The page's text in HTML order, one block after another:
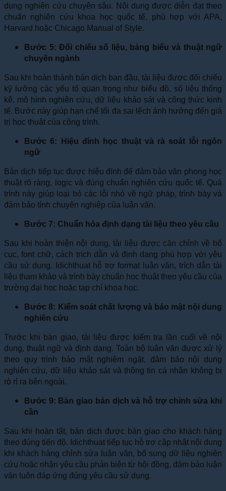
dung nghiên cứu chuyên sâu. Nội dung được diễn đạt theo
chuẩn nghiên cứu khoa học quốc tế, phù hợp với APA,
Harvard hoặc Chicago Manual of Style.
Bước 5: Đối chiếu số liệu, bảng biểu và thuật ngữ
chuyên ngành
Sau khi hoàn thành bản dịch ban đầu, tài liệu được đối chiếu
kỹ lưỡng các yếu tố quan trọng như biểu đồ, số liệu thống
kê, mô hình nghiên cứu, dữ liệu khảo sát và công thức kinh
tế. Bước này giúp hạn chế tối đa sai lệch ảnh hưởng đến giá
trị học thuật của công trình.
Bước 6: Hiệu đính học thuật và rà soát lỗi ngôn
ngữ
Bản dịch tiếp tục được hiệu đính để đảm bảo văn phong học
thuật rõ ràng, logic và đúng chuẩn nghiên cứu quốc tế. Quá
trình này giúp loại bỏ các lỗi nhỏ về ngữ pháp, trình bày và
đảm bảo tính chuyên nghiệp của luận văn.
Bước 7: Chuẩn hóa định dạng tài liệu theo yêu cầu
Sau khi hoàn thiện nội dung, tài liệu được căn chỉnh về bố
cục, font chữ, cách trích dẫn và định dạng phù hợp với yêu
cầu sử dụng. Idichthuat hỗ trợ format luận văn, trích dẫn tài
liệu tham khảo và trình bày chuẩn học thuật theo yêu cầu của
trường đại học hoặc tạp chí khoa học.
Bước 8: Kiểm soát chất lượng và bảo mật nội dung
nghiên cứu
Trước khi bàn giao, tài liệu được kiểm tra lần cuối về nội
dung, thuật ngữ và định dạng. Toàn bộ luận văn được xử lý
theo quy trình bảo mật nghiêm ngặt, đảm bảo nội dung
nghiên cứu, dữ liệu khảo sát và thông tin cá nhân không bị
rò rỉ ra bên ngoài.
Bước 9: Bàn giao bản dịch và hỗ trợ chỉnh sửa khi
cần
Sau khi hoàn tất, bản dịch được bàn giao cho khách hàng
theo đúng tiến độ. Idichthuat tiếp tục hỗ trợ cập nhật nội dung
khi khách hàng chỉnh sửa luận văn, bổ sung dữ liệu nghiên
cứu hoặc nhận yêu cầu phản biện từ hội đồng, đảm bảo luận
văn luôn đáp ứng đúng yêu cầu sử dụng.